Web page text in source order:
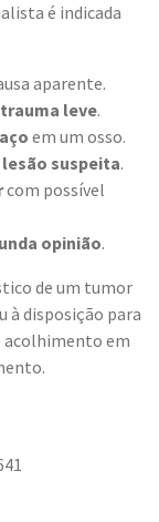
é indicada
aparente.
leve.
em um osso.
lesão suspeita.
com possível
opinião.
de um tumor
à disposição para
acolhimento em